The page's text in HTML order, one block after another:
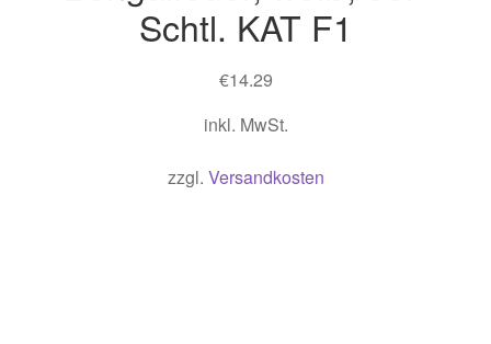
Schtl. KAT F1
€14.29
inkl. MwSt.
zzgl. Versandkosten